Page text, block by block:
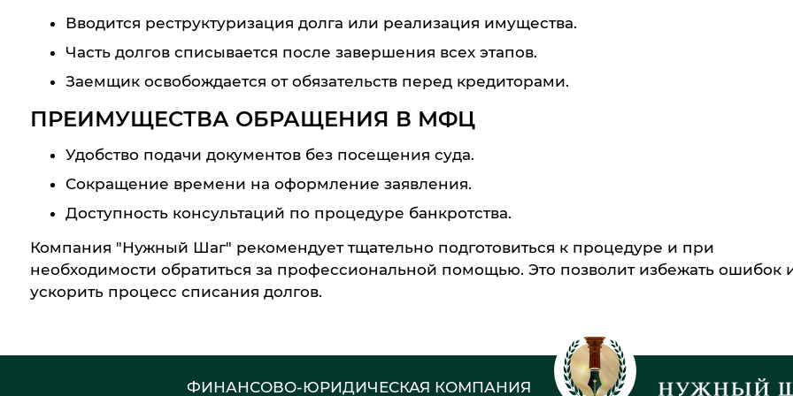
Вводится реструктуризация долга или реализация имущества.
Часть долгов списывается после завершения всех этапов.
Заемщик освобождается от обязательств перед кредиторами.
ПРЕИМУЩЕСТВА ОБРАЩЕНИЯ В МФЦ
Удобство подачи документов без посещения суда.
Сокращение времени на оформление заявления.
Доступность консультаций по процедуре банкротства.
Компания "Нужный Шаг" рекомендует тщательно подготовиться к процедуре и при
необходимости обратиться за профессиональной помощью. Это позволит избежать ошибок
ускорить процесс списания долгов.
ФИНАНСОВО-ЮРИДИЧЕСКАЯ КОМПАНИЯ